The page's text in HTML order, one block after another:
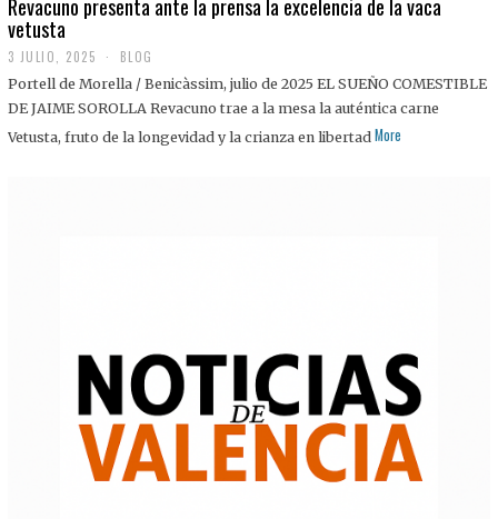
vetusta
3 JULIO, 2025
J
U
I
BLOG
Portell de Morella / Benicàssim, julio de 2025 EL SUEÑO COMESTIBLE
DE JAIME SOROLLA Revacuno trae a la mesa la auténtica carne
Vetusta, fruto de la longevidad y la crianza en libertad More